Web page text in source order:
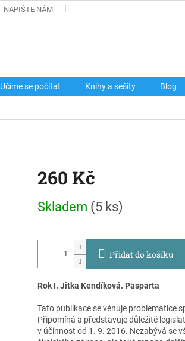
NAPIŠTE NÁM
Učíme se počítat Knihy a sešity Blog
260 Kč
cena:
Skladem (5 ks)
Přidat do košíku
Rok I. Jitka Kendíková. Pasparta
Tato publikace se věnuje problematice
Připomíná a představuje důležité
v účinnost od 1. 9. 2016. Nezabývá se